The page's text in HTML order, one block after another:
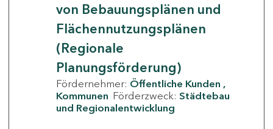
von Bebauungsplänen und
Flächennutzungsplänen
(Regionale
Planungsförderung)
Fördernehmer: Öffentliche Kunden
Kommunen Förderzweck: Städtebau
und Regionalentwicklung